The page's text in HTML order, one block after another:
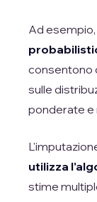
Ad esempio,
consentono
sulle
ponderate e
utilizza
stime